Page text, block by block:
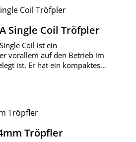
Single Coil Tröfpler
Coil ist ein
vorallem auf den Betrieb im
ist. Er hat ein kompaktes
Werkzeug zum
Tröpfler